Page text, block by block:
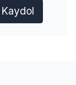
Kaydol